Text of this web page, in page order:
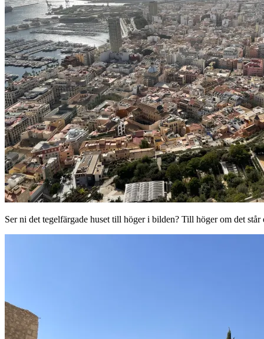
Ser ni det tegelfärgade huset till höger i bilden? Till höger om det